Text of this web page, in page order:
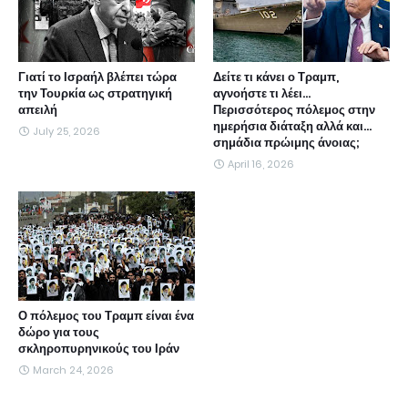
Γιατί το Ισραήλ βλέπει τώρα
την Τουρκία ως στρατηγική
απειλή
July 25, 2026
Δείτε τι κάνει ο Τραμπ,
αγνοήστε τι λέει...
Περισσότερος πόλεμος στην
ημερήσια διάταξη αλλά και...
σημάδια πρώιμης άνοιας;
April 16, 2026
Ο πόλεμος του Τραμπ είναι ένα
δώρο για τους
σκληροπυρηνικούς του Ιράν
March 24, 2026